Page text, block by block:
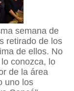
semana de
retirado de los
de ellos. No
conozca, lo
de la área
uno los